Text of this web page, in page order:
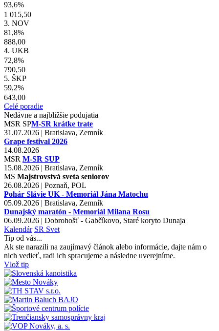
93,6%
1 015,50
3. NOV
81,8%
888,00
4. UKB
72,8%
790,50
5. ŠKP
59,2%
643,00
Celé poradie
Nedávne a najbližšie podujatia
MSR SPM-SR krátke trate
31.07.2026 | Bratislava, Zemník
Grape festival 2026
14.08.2026
MSR M-SR SUP
15.08.2026 | Bratislava, Zemník
MS Majstrovstvá sveta seniorov
26.08.2026 | Poznaň, POL
Pohár Slávie UK - Memoriál Jána Matochu
05.09.2026 | Bratislava, Zemník
Dunajský maratón - Memoriál Milana Rosu
06.09.2026 | Dobrohošť - Gabčíkovo, Staré koryto Dunaja
Kalendár SR Svet
Tip od vás...
Ak ste narazili na zaujímavý článok alebo informácie, dajte nám o
nich vedieť, radi ich spracujeme a následne uverejníme.
Vlož tip